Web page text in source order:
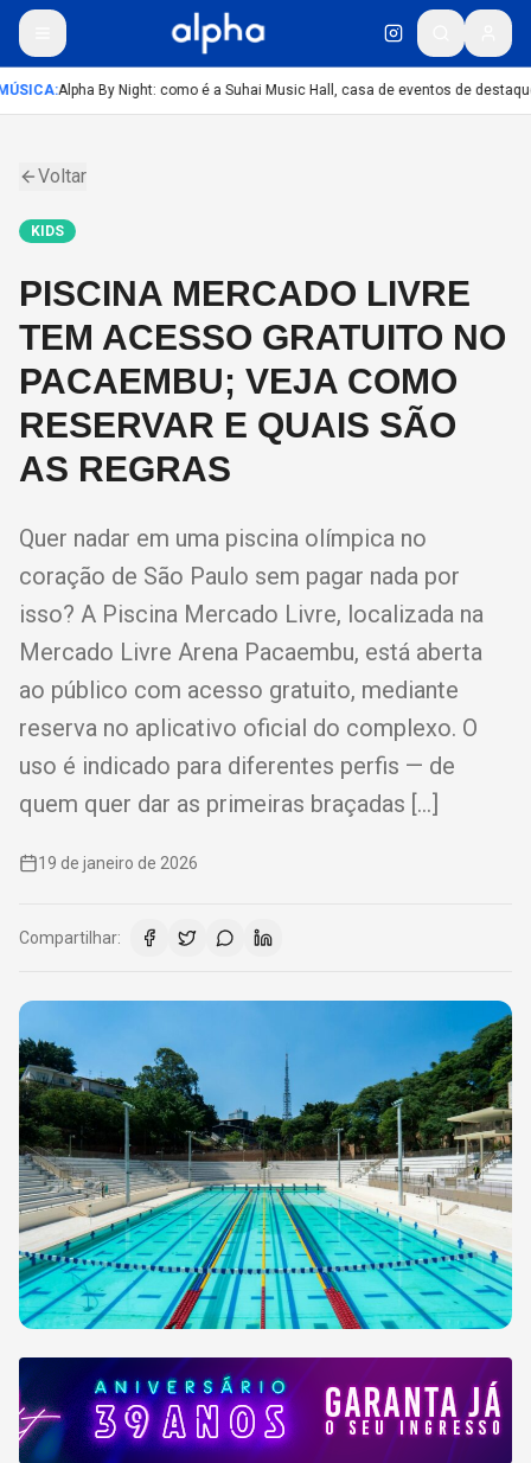
:Alpha By Night: como é a Suhai Music Hall, casa de eventos de
Voltar
KIDS
PISCINA MERCADO LIVRE
TEM ACESSO GRATUITO NO
PACAEMBU; VEJA COMO
RESERVAR E QUAIS SÃO
AS REGRAS
Quer nadar em uma piscina olímpica no
coração de São Paulo sem pagar nada por
isso? A Piscina Mercado Livre, localizada na
Mercado Livre Arena Pacaembu, está aberta
ao público com acesso gratuito, mediante
reserva no aplicativo oficial do complexo. O
uso é indicado para diferentes perfis — de
quem quer dar as primeiras braçadas […]
19 de janeiro de 2026
Compartilhar: